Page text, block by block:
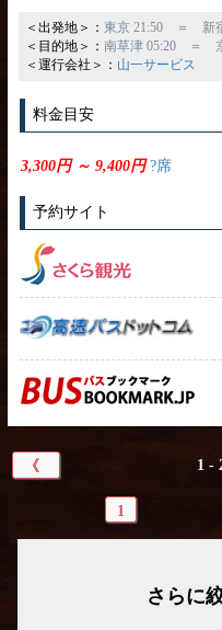
＜出発地＞： 東京 21:50 ＝ 新
＜目的地＞： 南草津 05:20 ＝
＜運行会社＞： 山一サービス
料金目安
3,300円 ～ 9,400円?席
予約サイト
《 1 -
1
さらに